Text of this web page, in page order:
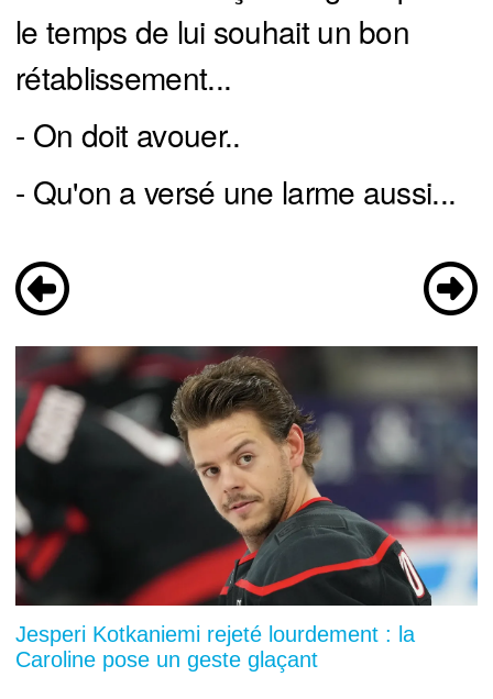
le temps de lui souhait un bon
rétablissement...
- On doit avouer..
- Qu'on a versé une larme aussi...
Jesperi Kotkaniemi rejeté lourdement : la
Caroline pose un geste glaçant